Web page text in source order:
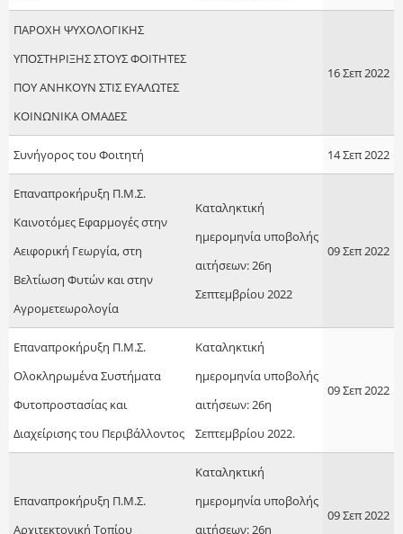
ΠΑΡΟΧΗ ΨΥΧΟΛΟΓΙΚΗΣ
ΥΠΟΣΤΗΡΙΞΗΣ ΣΤΟΥΣ ΦΟΙΤΗΤΕΣ
ΠΟΥ ΑΝΗΚΟΥΝ ΣΤΙΣ ΕΥΑΛΩΤΕΣ
ΚΟΙΝΩΝΙΚΑ ΟΜΑΔΕΣ
16 Σεπ 2022
Συνήγορος του Φοιτητή 14 Σεπ 2022
Επαναπροκήρυξη Π.Μ.Σ.
Καινοτόμες Εφαρμογές στην
Αειφορική Γεωργία, στη
Βελτίωση Φυτών και στην
Αγρομετεωρολογία
Καταληκτική
ημερομηνία υποβολής
αιτήσεων: 26η
Σεπτεμβρίου 2022
09 Σεπ 2022
Επαναπροκήρυξη Π.Μ.Σ.
Ολοκληρωμένα Συστήματα
Φυτοπροστασίας και
Διαχείρισης του Περιβάλλοντος
Καταληκτική
ημερομηνία υποβολής
αιτήσεων: 26η
Σεπτεμβρίου 2022.
09 Σεπ 2022
Eπαναπροκήρυξη Π.Μ.Σ.
Αρχιτεκτονική Τοπίου
Kαταληκτική
ημερομηνία υποβολής
αιτήσεων: 26η
09 Σεπ 2022